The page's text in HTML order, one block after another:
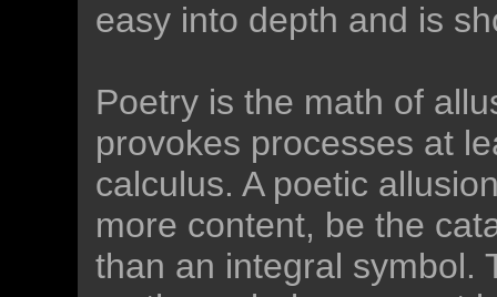
easy into depth and is
Poetry is the math of
provokes processes at
calculus. A poetic
more content, be the
than an integral symbol.